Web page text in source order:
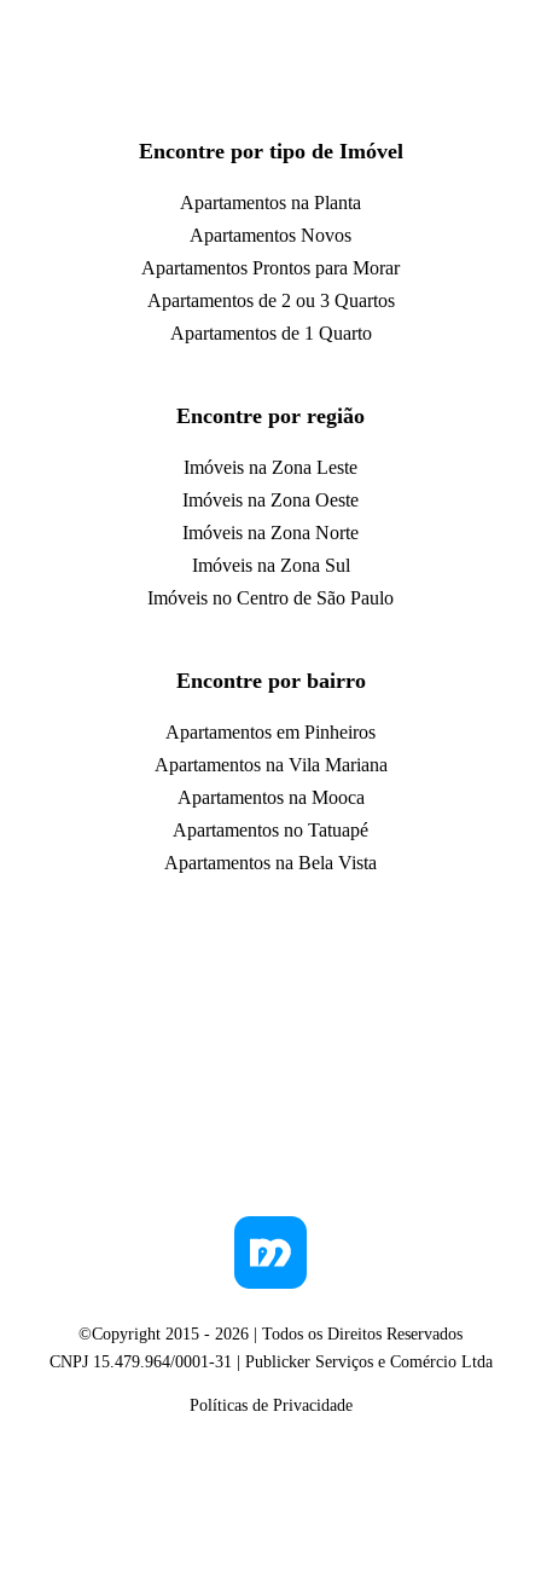
Encontre por tipo de Imóvel
Apartamentos na Planta
Apartamentos Novos
Apartamentos Prontos para Morar
Apartamentos de 2 ou 3 Quartos
Apartamentos de 1 Quarto
Encontre por região
Imóveis na Zona Leste
Imóveis na Zona Oeste
Imóveis na Zona Norte
Imóveis na Zona Sul
Imóveis no Centro de São Paulo
Encontre por bairro
Apartamentos em Pinheiros
Apartamentos na Vila Mariana
Apartamentos na Mooca
Apartamentos no Tatuapé
Apartamentos na Bela Vista
©Copyright 2015 - 2026 | Todos os Direitos Reservados
CNPJ 15.479.964/0001-31 | Publicker Serviços e Comércio Ltda
Políticas de Privacidade